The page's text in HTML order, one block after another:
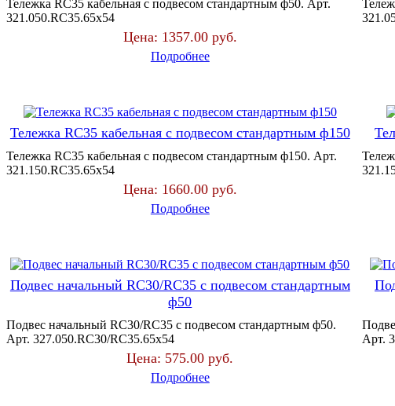
Тележка RC35 кабельная с подвесом стандартным ф50. Арт.
321.050.RC35.65х54
Цена: 1357.00 руб.
Подробнее
Тележка RC35 кабельная с подвесом стандартным ф150
Тележка RC35 кабельная с подвесом стандартным ф150. Арт.
321.150.RC35.65х54
Цена: 1660.00 руб.
Подробнее
Подвес начальный RC30/RC35 с подвесом стандартным
ф50
Подвес начальный RC30/RC35 с подвесом стандартным ф50.
Арт. 327.050.RC30/RC35.65х54
Цена: 575.00 руб.
Подробнее
Арт.